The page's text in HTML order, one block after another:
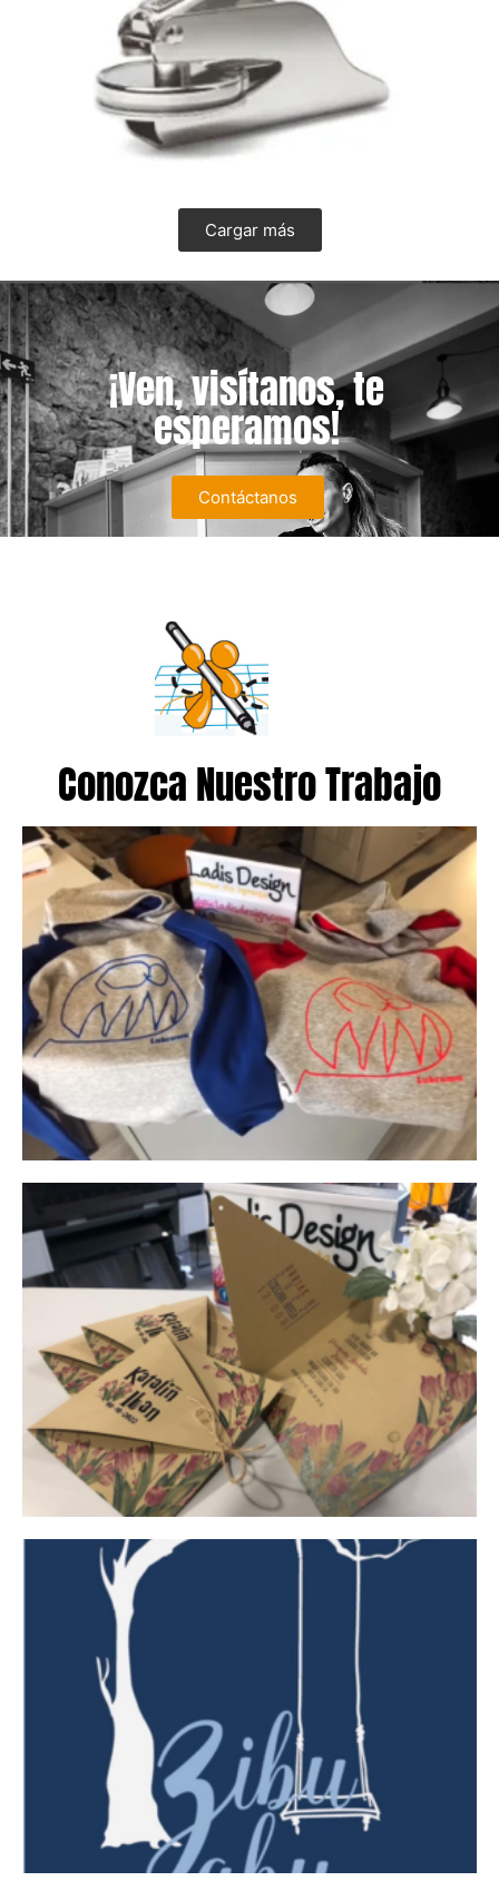
Cargar más
¡Ven, visítanos, te
esperamos!
Contáctanos
Conozca Nuestro Trabajo